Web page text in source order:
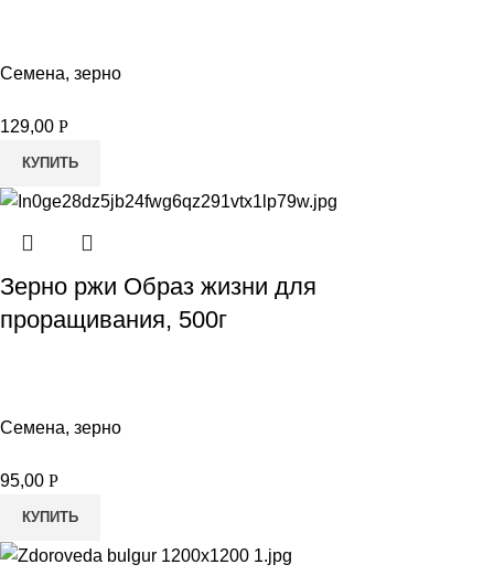
Семена, зерно
129,00 Р
КУПИТЬ
Зерно ржи Образ жизни для
проращивания, 500г
Семена, зерно
95,00 Р
КУПИТЬ